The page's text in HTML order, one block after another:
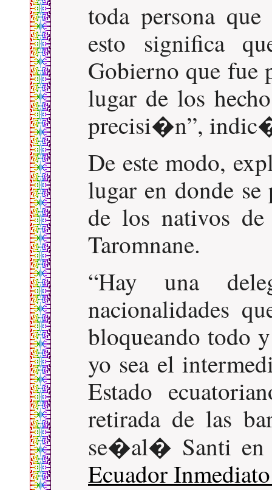
toda persona
esto significa
Gobierno que fue
lugar de los
precisi�n ,
De este modo,
lugar en donde se
de los nativos de
Taromnane.
Hay una
nacionalidades
bloqueando todo
yo sea el
Estado
retirada de las
se�al� Santi
Ecuador